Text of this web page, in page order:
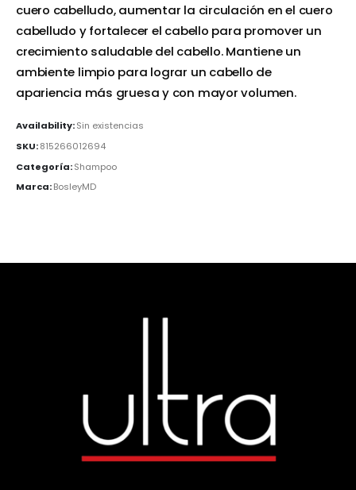
cuero cabelludo, aumentar la circulación en el cuero
cabelludo y fortalecer el cabello para promover un
crecimiento saludable del cabello. Mantiene un
ambiente limpio para lograr un cabello de
apariencia más gruesa y con mayor volumen.
Availability:Sin existencias
SKU:815266012694
Categoría:Shampoo
Marca:BosleyMD